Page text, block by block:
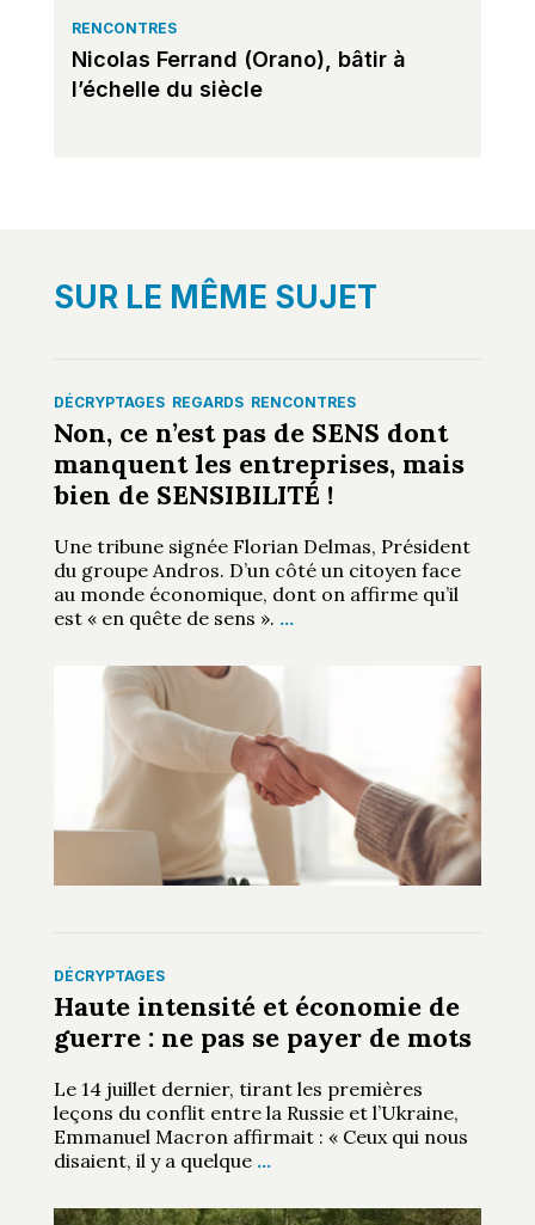
RENCONTRES
Nicolas Ferrand (Orano), bâtir à
l’échelle du siècle
SUR LE MÊME SUJET
DÉCRYPTAGES REGARDS RENCONTRES
Non, ce n’est pas de SENS dont
manquent les entreprises, mais
bien de SENSIBILITÉ !
Une tribune signée Florian Delmas, Président
du groupe Andros. D’un côté un citoyen face
au monde économique, dont on affirme qu’il
est « en quête de sens ». …
DÉCRYPTAGES
Haute intensité et économie de
guerre : ne pas se payer de mots
Le 14 juillet dernier, tirant les premières
leçons du conflit entre la Russie et l’Ukraine,
Emmanuel Macron affirmait : « Ceux qui nous
disaient, il y a quelque …